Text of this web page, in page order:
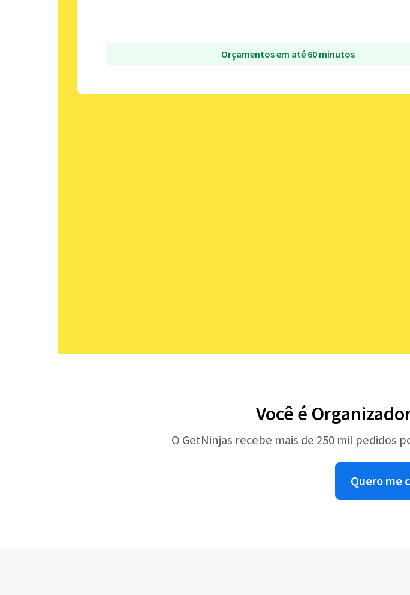
Orçamentos em até 60 minutos
Você é
O GetNinjas recebe mais de 250 mil pedidos
Quero me